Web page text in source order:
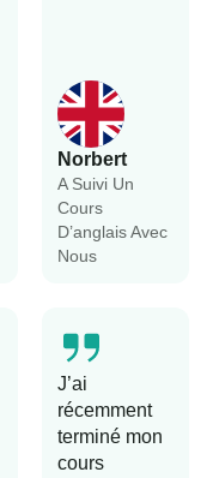
Norbert
A Suivi Un
Cours
D’anglais Avec
Nous
J’ai
récemment
terminé mon
cours